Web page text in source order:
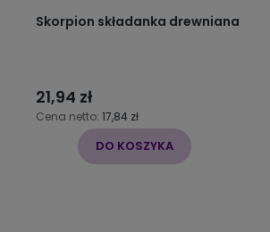
Skorpion składanka drewniana
21,94 zł
Cena netto: 17,84 zł
DO KOSZYKA